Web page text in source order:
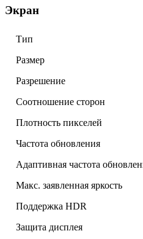
Экран
Тип
Размер
Разрешение
Соотношение сторон
Плотность пикселей
Частота обновления
Адаптивная частота
Макс. заявленная яркость
Поддержка HDR
Защита дисплея